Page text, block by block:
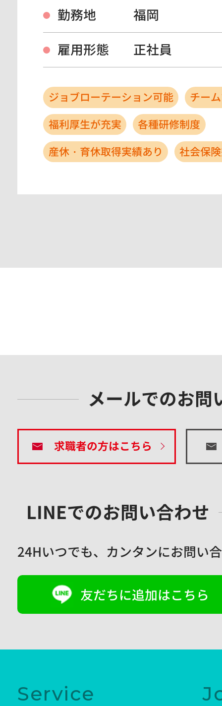
勤務地
福岡
雇用形態
正社員
ジョブローテーション可能
チー
福利厚生が充実
各種研修制度
産休・育休取得実績あり
社会保
メールでのお問
求職者の方はこちら
LINEでのお問い合わせ
24Hいつでも、 カンタンにお問い
友だちに追加はこちら
Service